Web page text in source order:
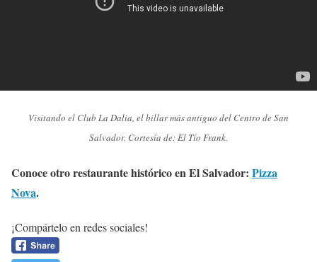
Visitando el Club La Dalia, el billar más antiguo del Centro de San
Salvador. Cortesía de: El Tío Frank.
Conoce otro restaurante histórico en El Salvador: Pizza
Nova.
¡Compártelo en redes sociales!